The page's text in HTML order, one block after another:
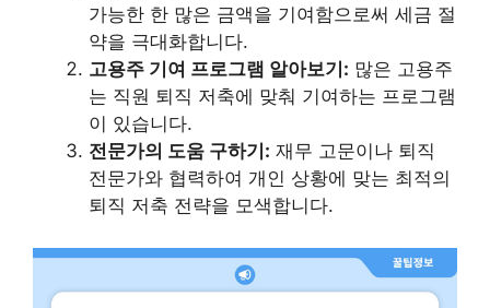
가능한 한 많은 금액을 기여함으로써 세금 절
약을 극대화합니다.
고용주 기여 프로그램 알아보기: 많은 고용주
는 직원 퇴직 저축에 맞춰 기여하는 프로그램
이 있습니다.
전문가의 도움 구하기: 재무 고문이나 퇴직
전문가와 협력하여 개인 상황에 맞는 최적의
퇴직 저축 전략을 모색합니다.